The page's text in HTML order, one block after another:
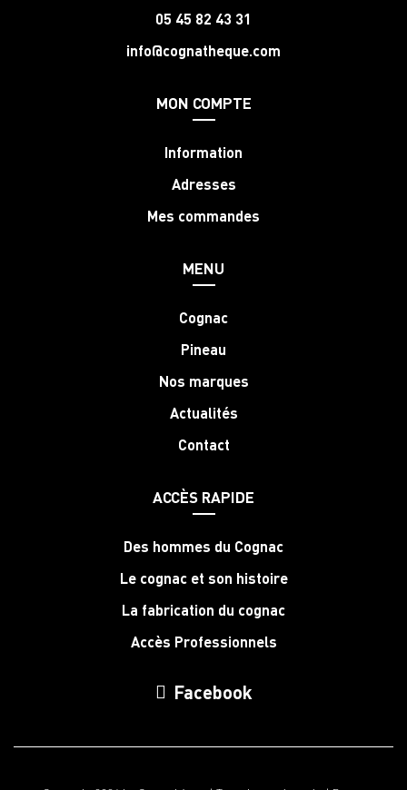
05 45 82 43 31
info@cognatheque.com
MON COMPTE
Information
Adresses
Mes commandes
MENU
Cognac
Pineau
Nos marques
Actualités
Contact
ACCÈS RAPIDE
Des hommes du Cognac
Le cognac et son histoire
La fabrication du cognac
Accès Professionnels
Facebook